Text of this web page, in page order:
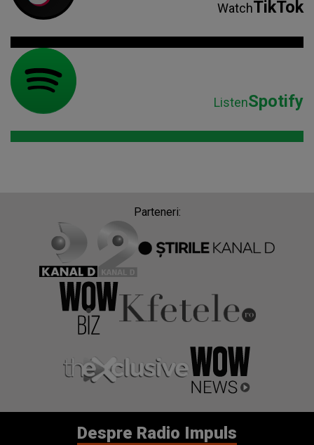
WatchTikTok
ListenSpotify
Parteneri:
Despre Radio Impuls